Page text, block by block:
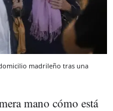
madrileño tras una
mano cómo está